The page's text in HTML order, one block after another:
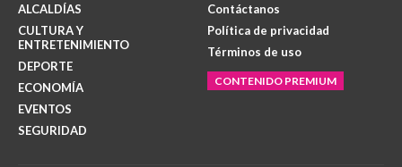
ALCALDÍAS
CULTURA Y
ENTRETENIMIENTO
DEPORTE
ECONOMÍA
EVENTOS
SEGURIDAD
Contáctanos
Política de privacidad
Términos de uso
CONTENIDO PREMIUM